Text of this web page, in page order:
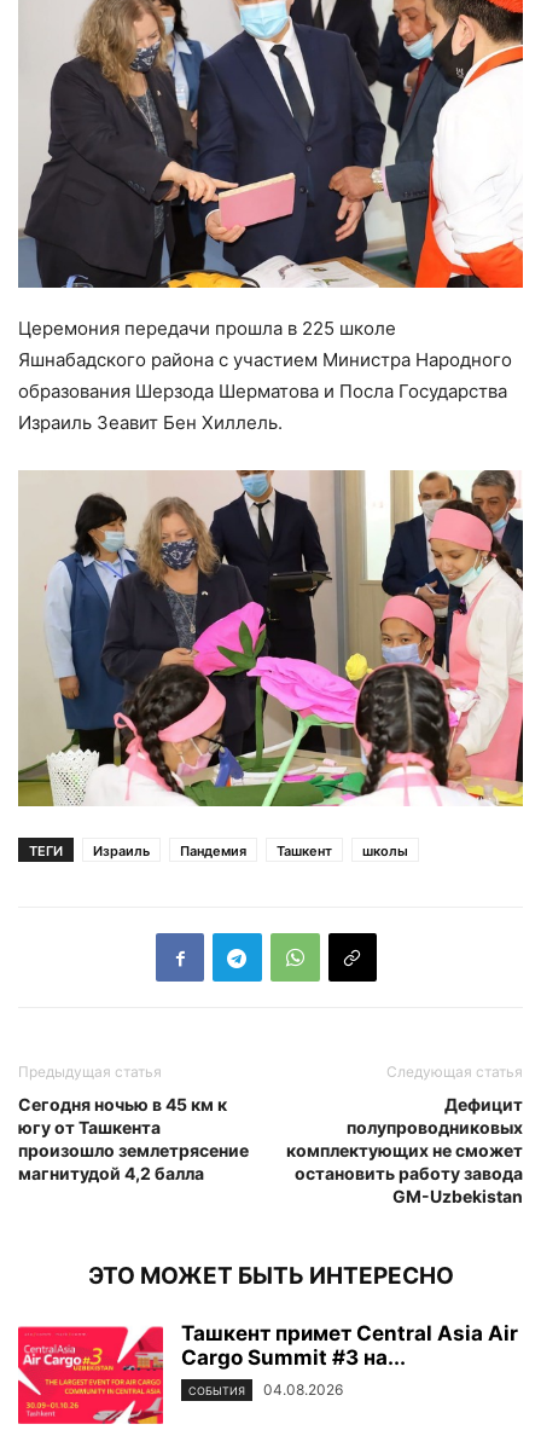
Церемония передачи прошла в 225 школе
Яшнабадского района с участием Министра Народного
образования Шерзода Шерматова и Посла Государства
Израиль Зеавит Бен Хиллель.
ТЕГИ Израиль Пандемия Ташкент школы
Предыдущая статья
Сегодня ночью в 45 км к
югу от Ташкента
произошло землетрясение
магнитудой 4,2 балла
Следующая статья
Дефицит
полупроводниковых
комплектующих не сможет
остановить работу завода
GM-Uzbekistan
ЭТО МОЖЕТ БЫТЬ ИНТЕРЕСНО
Ташкент примет Central Asia Air
Cargo Summit #3 на...
СОБЫТИЯ 04.08.2026